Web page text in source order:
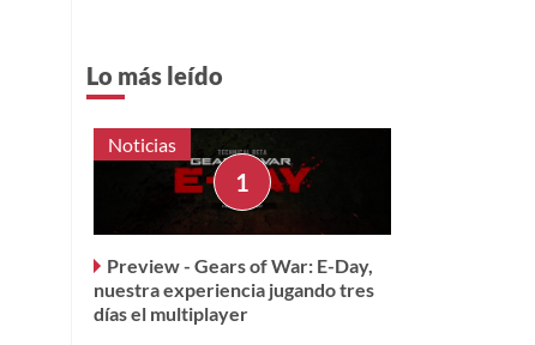
Lo más leído
Noticias
Preview - Gears of War: E-Day,
nuestra experiencia jugando tres
días el multiplayer